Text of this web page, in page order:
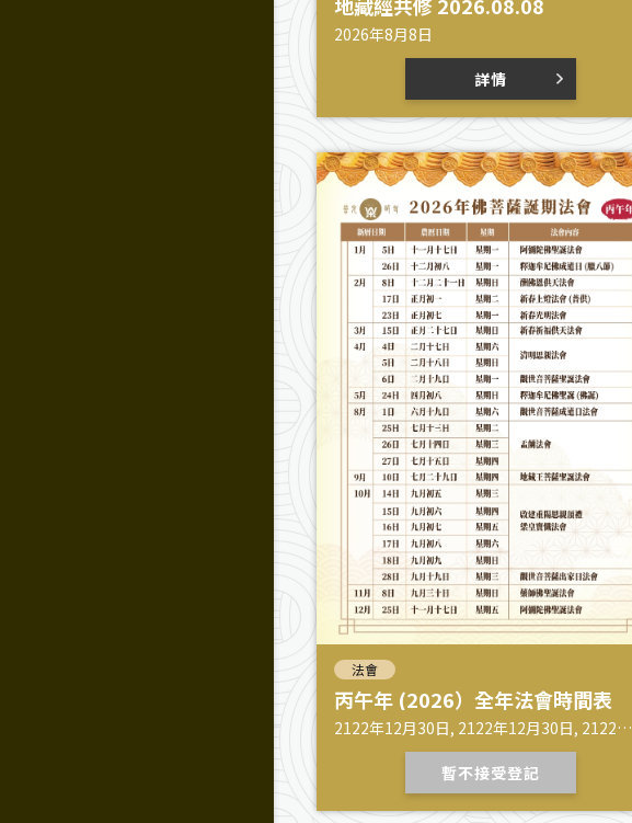
地藏經共修 2026.08.08
2026年8月8日
詳情
法會
丙午年 (2026）全年法會時間表
2122年12月30日, 2122年12月30日, 2122年
暫不接受登記